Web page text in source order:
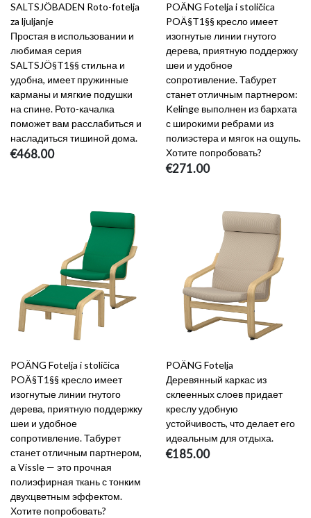
SALTSJÖBADEN Roto-fotelja
za ljuljanje
Простая в использовании и
любимая серия
SALTSJÖ§T1§§ стильна и
удобна, имеет пружинные
карманы и мягкие подушки
на спине. Рото-качалка
поможет вам расслабиться и
насладиться тишиной дома.
€468.00
POÄNG Fotelja i stoličica
POÄ§T1§§ кресло имеет
изогнутые линии гнутого
дерева, приятную поддержку
шеи и удобное
сопротивление. Табурет
станет отличным партнером:
Kelinge выполнен из бархата
с широкими ребрами из
полиэстера и мягок на ощупь.
Хотите попробовать?
€271.00
POÄNG Fotelja i stoličica
POÄ§T1§§ кресло имеет
изогнутые линии гнутого
дерева, приятную поддержку
шеи и удобное
сопротивление. Табурет
станет отличным партнером,
а Vissle — это прочная
полиэфирная ткань с тонким
двухцветным эффектом.
Хотите попробовать?
POÄNG Fotelja
Деревянный каркас из
склеенных слоев придает
креслу удобную
устойчивость, что делает его
идеальным для отдыха.
€185.00